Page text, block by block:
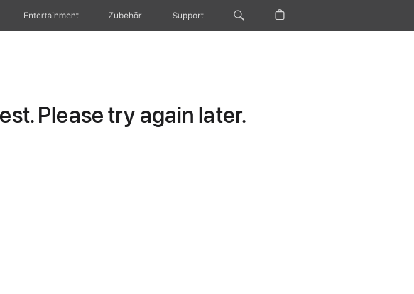
Entertainment Zubehör Support
Please try again later.